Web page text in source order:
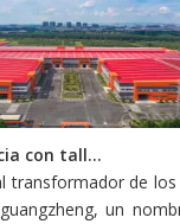
Maximice la eficiencia con talleres de acero prefabricado
transformador de
un